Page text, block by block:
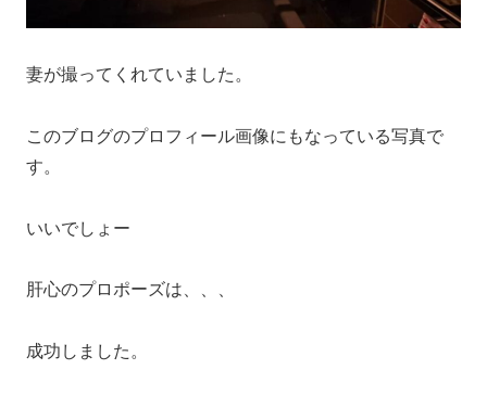
妻が撮ってくれていました。
このブログのプロフィール画像にもなっている写真で
す。
いいでしょー
肝心のプロポーズは、、、
成功しました。